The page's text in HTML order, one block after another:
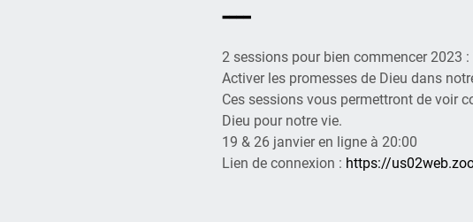
----
2 sessions pour bien commencer 2023
Activer les promesses de Dieu dans
Ces sessions vous permettront de voir
Dieu pour notre vie.
19 & 26 janvier en ligne à 20:00
Lien de connexion : https://